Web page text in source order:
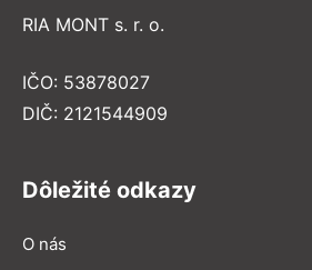
RIA MONT s. r. o.
IČO: 53878027
DIČ: 2121544909
Dôležité odkazy
O nás